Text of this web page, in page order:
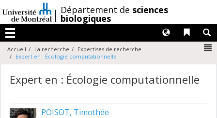
au
contenu
/Département de sciences
biologiques
Menu
Liens
Langues
Accueil La recherche
Expertises de recherche
Expert en : Écologie computationnelle
Expert en : Écologie computationnelle
POISOT, Timothée